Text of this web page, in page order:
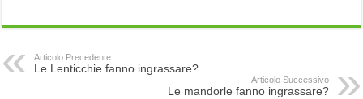
Articolo Precedente
Le Lenticchie fanno ingrassare?
Articolo Successivo
Le mandorle fanno ingrassare?